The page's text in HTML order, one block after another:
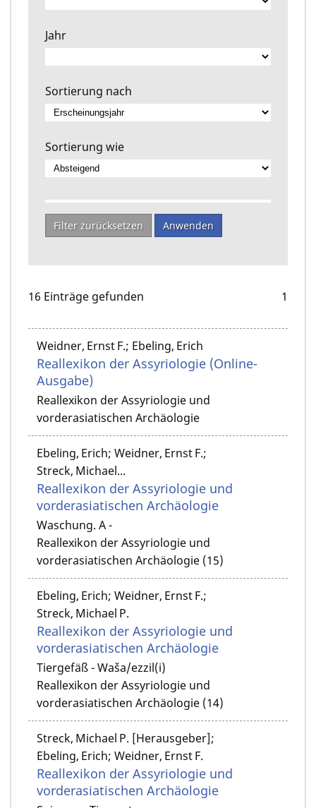
Jahr
Sortierung nach
Sortierung wie
Filter zurücksetzen Anwenden
16 Einträge gefunden 1
Weidner, Ernst F.; Ebeling, Erich
Reallexikon der Assyriologie (Online-
Ausgabe)
Reallexikon der Assyriologie und
vorderasiatischen Archäologie
Ebeling, Erich; Weidner, Ernst F.;
Streck, Michael...
Reallexikon der Assyriologie und
vorderasiatischen Archäologie
Waschung. A -
Reallexikon der Assyriologie und
vorderasiatischen Archäologie (15)
Ebeling, Erich; Weidner, Ernst F.;
Streck, Michael P.
Reallexikon der Assyriologie und
vorderasiatischen Archäologie
Tiergefäß - Waša/ezzil(i)
Reallexikon der Assyriologie und
vorderasiatischen Archäologie (14)
Streck, Michael P. [Herausgeber];
Ebeling, Erich; Weidner, Ernst F.
Reallexikon der Assyriologie und
vorderasiatischen Archäologie